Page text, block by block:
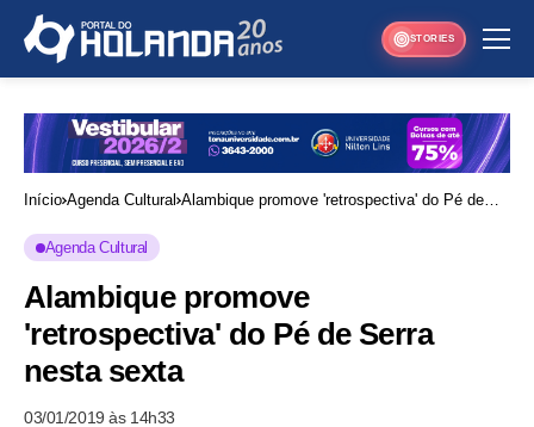
STORIES
Início Agenda Cultural Alambique promove 'retrospectiva' do Pé de
Agenda Cultural
Alambique promove
'retrospectiva' do Pé de Serra
nesta sexta
03/01/2019 às 14h33